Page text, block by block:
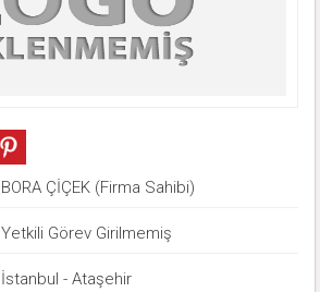
BORA ÇİÇEK (Firma Sahibi)
Yetkili Görev Girilmemiş
İstanbul - Ataşehir